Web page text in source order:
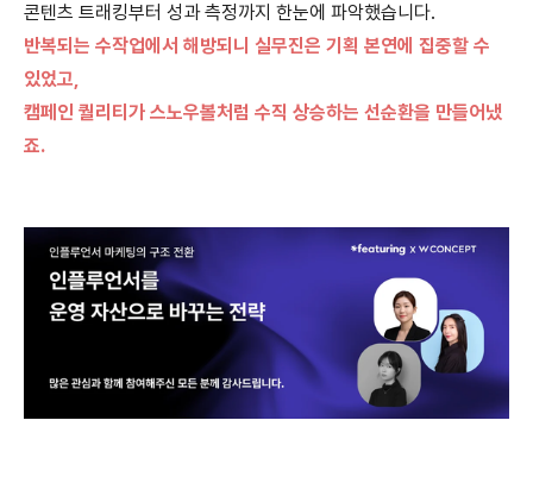
콘텐츠 트래킹부터 성과 측정까지 한눈에 파악했습니다.
반복되는 수작업에서 해방되니 실무진은 기획 본연에 집중할 수
있었고,
캠페인 퀄리티가 스노우볼처럼 수직 상승하는 선순환을 만들어냈
죠.